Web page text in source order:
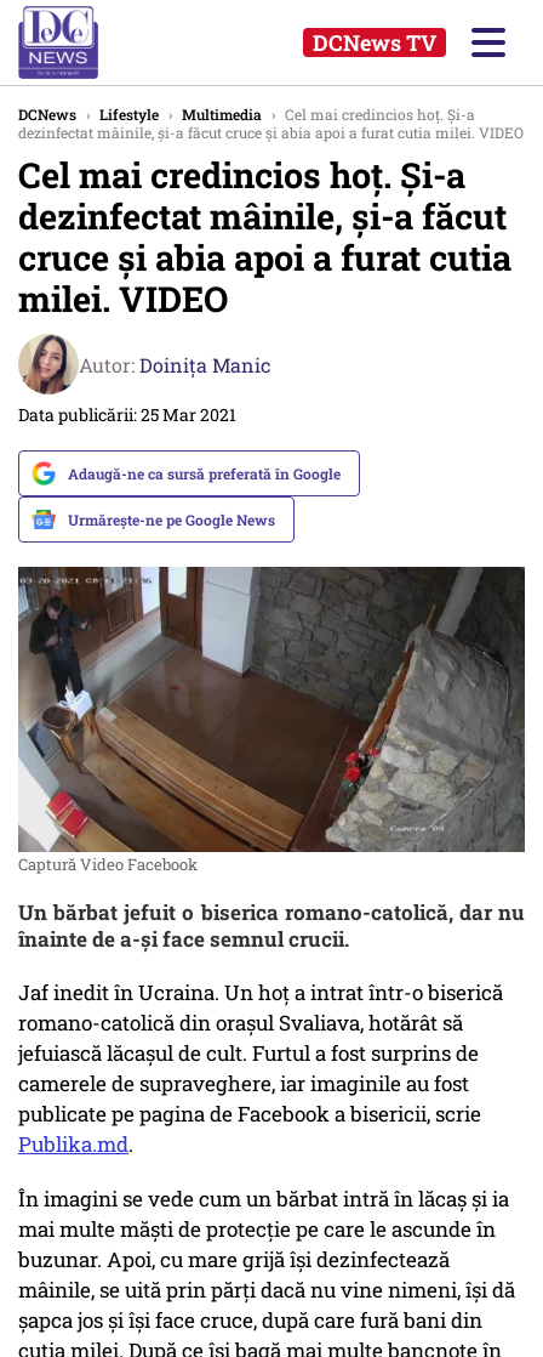
DCNews TV
DCNews › Lifestyle › Multimedia › Cel mai credincios hoț. Și-a
dezinfectat mâinile, și-a făcut cruce și abia apoi a furat cutia milei. VIDEO
Cel mai credincios hoț. Și-a
dezinfectat mâinile, și-a făcut
cruce și abia apoi a furat cutia
milei. VIDEO
Autor:Doinița Manic
Data publicării: 25 Mar 2021
Adaugă-ne ca sursă preferată în Google
Urmărește-ne pe Google News
Captură Video Facebook
Un bărbat jefuit o biserica romano-catolică, dar nu
înainte de a-și face semnul crucii.
Jaf inedit în Ucraina. Un hoț a intrat într-o biserică
romano-catolică din orașul Svaliava, hotărât să
jefuiască lăcașul de cult. Furtul a fost surprins de
camerele de supraveghere, iar imaginile au fost
publicate pe pagina de Facebook a bisericii, scrie
Publika.md.
În imagini se vede cum un bărbat intră în lăcaș și ia
mai multe măști de protecție pe care le ascunde în
buzunar. Apoi, cu mare grijă își dezinfectează
mâinile, se uită prin părți dacă nu vine nimeni, își dă
șapca jos și își face cruce, după care fură bani din
cutia milei. După ce își bagă mai multe bancnote în